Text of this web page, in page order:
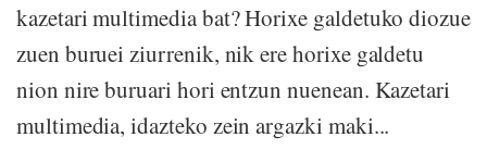
kazetari multimedia bat? Horixe galdetuko diozue
zuen buruei ziurrenik, nik ere horixe galdetu
nion nire buruari hori entzun nuenean. Kazetari
multimedia, idazteko zein argazki maki...